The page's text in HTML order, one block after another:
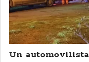
Un automovilista